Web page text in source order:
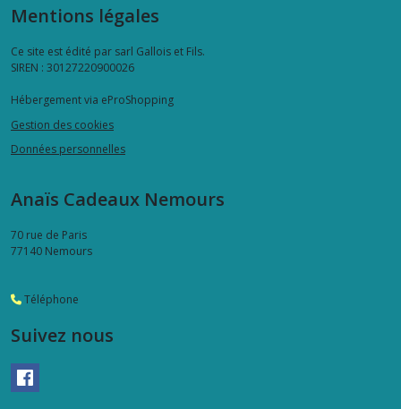
Mentions légales
Ce site est édité par sarl Gallois et Fils.
SIREN : 30127220900026
Hébergement via eProShopping
Gestion des cookies
Données personnelles
Anaïs Cadeaux Nemours
70 rue de Paris
77140 Nemours
Téléphone
Suivez nous